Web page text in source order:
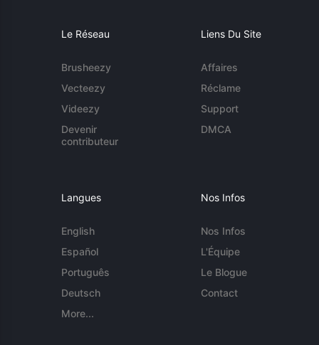
Le Réseau
Brusheezy
Vecteezy
Videezy
Devenir
contributeur
Liens Du Site
Affaires
Réclame
Support
DMCA
Langues
English
Español
Português
Deutsch
More...
Nos Infos
Nos Infos
L'Équipe
Le Blogue
Contact